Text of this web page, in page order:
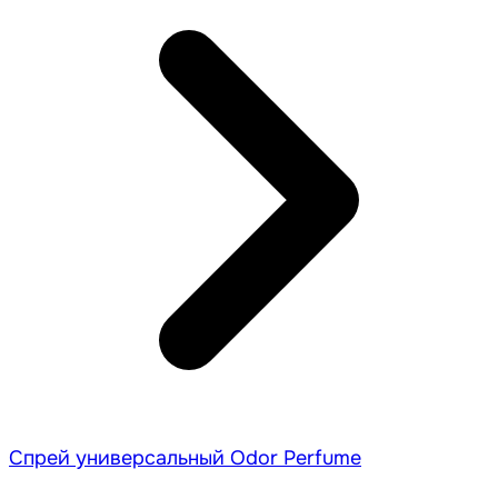
Спрей универсальный Odor Perfume